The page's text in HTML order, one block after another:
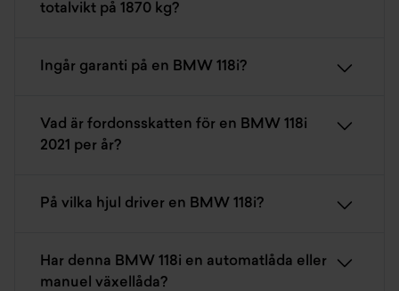
totalvikt på 1870 kg?
Ingår garanti på en BMW 118i?
Vad är fordonsskatten för en BMW 118i
2021 per år?
På vilka hjul driver en BMW 118i?
Har denna BMW 118i en automatlåda eller
manuel växellåda?